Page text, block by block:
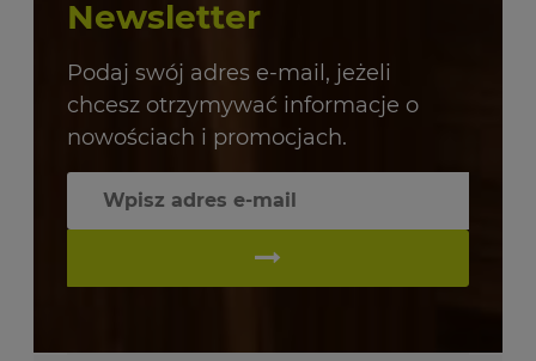
Newsletter
Podaj swój adres e-mail, jeżeli
chcesz otrzymywać informacje o
nowościach i promocjach.